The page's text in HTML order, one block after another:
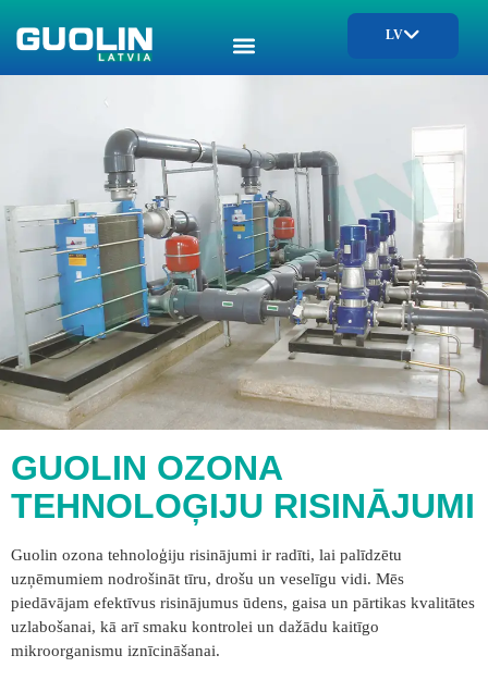
LV
GUOLIN OZONA
TEHNOLOĢIJU RISINĀJUMI
Guolin ozona tehnoloģiju risinājumi ir radīti, lai palīdzētu
uzņēmumiem nodrošināt tīru, drošu un veselīgu vidi. Mēs
piedāvājam efektīvus risinājumus ūdens, gaisa un pārtikas kvalitātes
uzlabošanai, kā arī smaku kontrolei un dažādu kaitīgo
mikroorganismu iznīcināšanai.